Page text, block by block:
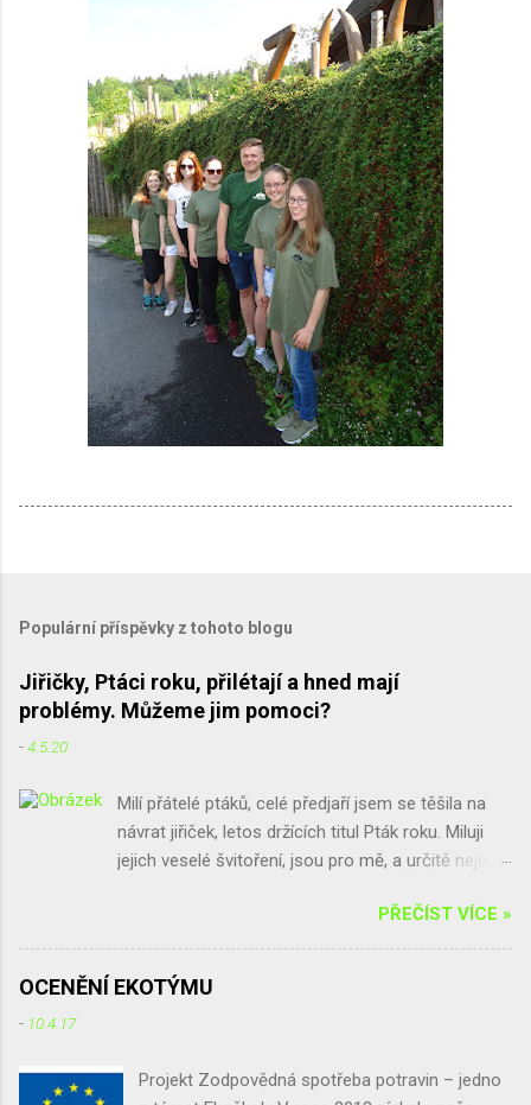
Populární příspěvky z tohoto blogu
Jiřičky, Ptáci roku, přilétají a hned mají
problémy. Můžeme jim pomoci?
-4.5.20
Milí přátelé ptáků, celé předjaří jsem se těšila na
návrat jiřiček, letos držících titul Pták roku. Miluji
jejich veselé švitoření, jsou pro mě, a určitě nejen
Bohužel, ne všude se na jiřičky těší. Někoho trápí
hromádky trusu, které po jiřičkách zůstávají, někdo
se bojí parazitů, a jinde by sice jiřičky chtěli, ale při
všímejte si jich a máte-li s nimi problémy, zkuste je
PŘEČÍST VÍCE »
OCENĚNÍ EKOTÝMU
- 10.4.17
Projekt Zodpovědná spotřeba potravin – jedno